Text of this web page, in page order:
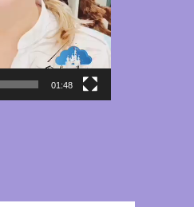
01:48